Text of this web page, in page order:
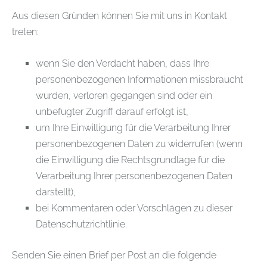
Aus diesen Gründen können Sie mit uns in Kontakt
treten:
wenn Sie den Verdacht haben, dass Ihre
personenbezogenen Informationen missbraucht
wurden, verloren gegangen sind oder ein
unbefugter Zugriff darauf erfolgt ist,
um Ihre Einwilligung für die Verarbeitung Ihrer
personenbezogenen Daten zu widerrufen (wenn
die Einwilligung die Rechtsgrundlage für die
Verarbeitung Ihrer personenbezogenen Daten
darstellt),
bei Kommentaren oder Vorschlägen zu dieser
Datenschutzrichtlinie.
Senden Sie einen Brief per Post an die folgende